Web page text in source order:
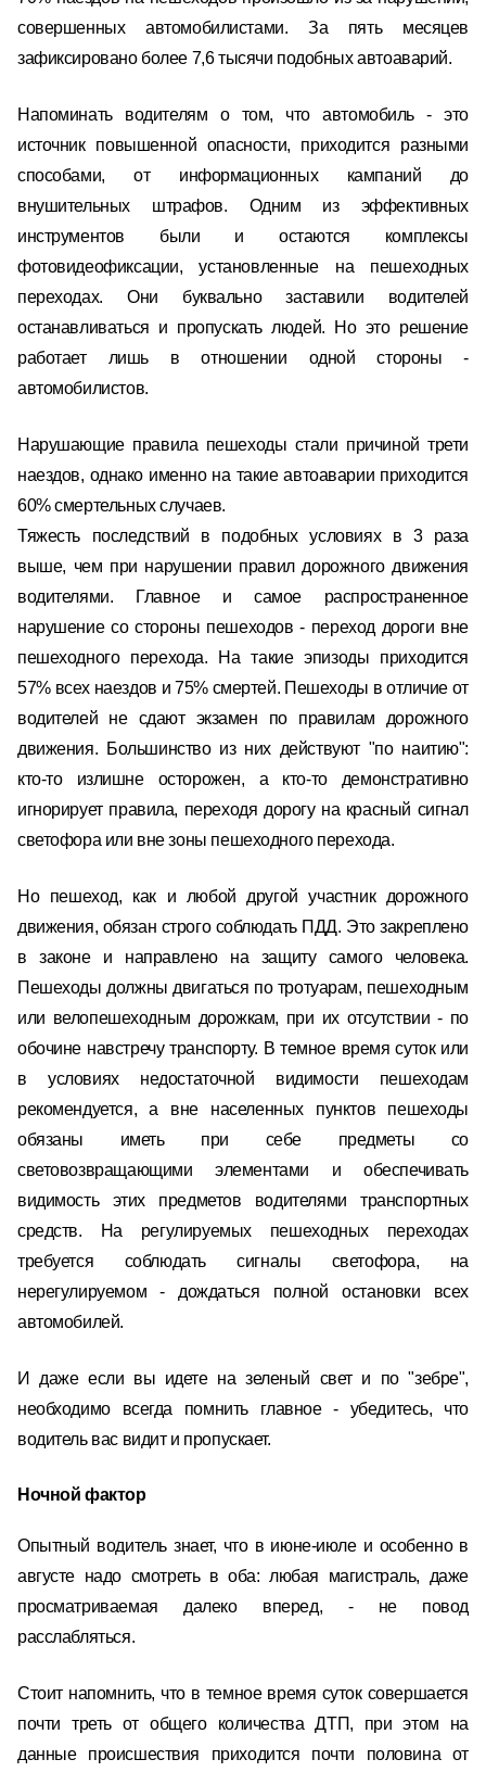
совершенных автомобилистами. За пять месяцев
зафиксировано более 7,6 тысячи подобных автоаварий.
Напоминать водителям о том, что автомобиль - это
источник повышенной опасности, приходится разными
способами, от информационных кампаний до
внушительных штрафов. Одним из эффективных
инструментов были и остаются комплексы
фотовидеофиксации, установленные на пешеходных
переходах. Они буквально заставили водителей
останавливаться и пропускать людей. Но это решение
работает лишь в отношении одной стороны -
автомобилистов.
Нарушающие правила пешеходы стали причиной трети
наездов, однако именно на такие автоаварии приходится
60% смертельных случаев.
Тяжесть последствий в подобных условиях в 3 раза
выше, чем при нарушении правил дорожного движения
водителями. Главное и самое распространенное
нарушение со стороны пешеходов - переход дороги вне
пешеходного перехода. На такие эпизоды приходится
57% всех наездов и 75% смертей. Пешеходы в отличие от
водителей не сдают экзамен по правилам дорожного
движения. Большинство из них действуют "по наитию":
кто-то излишне осторожен, а кто-то демонстративно
игнорирует правила, переходя дорогу на красный сигнал
светофора или вне зоны пешеходного перехода.
Но пешеход, как и любой другой участник дорожного
движения, обязан строго соблюдать ПДД. Это закреплено
в законе и направлено на защиту самого человека.
Пешеходы должны двигаться по тротуарам, пешеходным
или велопешеходным дорожкам, при их отсутствии - по
обочине навстречу транспорту. В темное время суток или
в условиях недостаточной видимости пешеходам
рекомендуется, а вне населенных пунктов пешеходы
обязаны иметь при себе предметы со
световозвращающими элементами и обеспечивать
видимость этих предметов водителями транспортных
средств. На регулируемых пешеходных переходах
требуется соблюдать сигналы светофора, на
нерегулируемом - дождаться полной остановки всех
автомобилей.
И даже если вы идете на зеленый свет и по "зебре",
необходимо всегда помнить главное - убедитесь, что
водитель вас видит и пропускает.
Ночной фактор
Опытный водитель знает, что в июне-июле и особенно в
августе надо смотреть в оба: любая магистраль, даже
просматриваемая далеко вперед, - не повод
расслабляться.
Стоит напомнить, что в темное время суток совершается
почти треть от общего количества ДТП, при этом на
данные происшествия приходится почти половина от